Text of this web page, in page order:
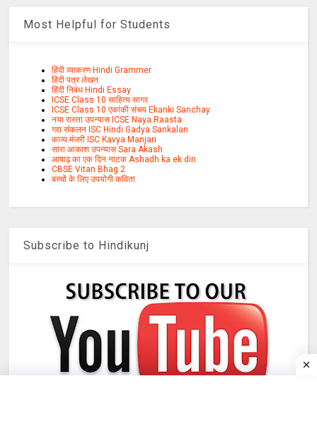
Most Helpful for Students
हिंदी व्याकरण Hindi Grammer
हिंदी पत्र लेखन
हिंदी निबंध Hindi Essay
ICSE Class 10 साहित्य सागर
ICSE Class 10 एकांकी संचय Ekanki Sanchay
नया रास्ता उपन्यास ICSE Naya Raasta
गद्य संकलन ISC Hindi Gadya Sankalan
काव्य मंजरी ISC Kavya Manjari
सारा आकाश उपन्यास Sara Akash
आषाढ़ का एक दिन नाटक Ashadh ka ek din
CBSE Vitan Bhag 2
बच्चों के लिए उपयोगी कविता
Subscribe to Hindikunj